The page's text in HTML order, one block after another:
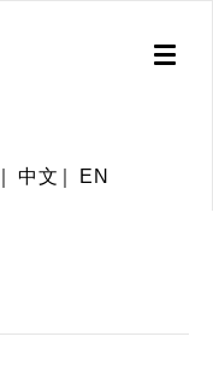
Toggle
中文 EN